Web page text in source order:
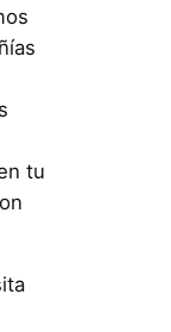
tu